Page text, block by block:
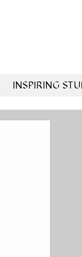
INSPIRING